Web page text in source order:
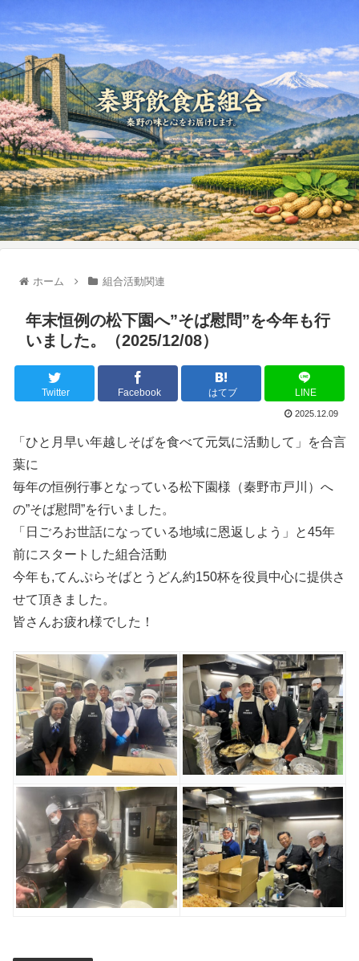
ホーム 組合活動関連
年末恒例の松下園へ”そば慰問”を今年も行
いました。（2025/12/08）
Twitter Facebook はてブ LINE
2025.12.09
「ひと月早い年越しそばを食べて元気に活動して」を合言
葉に
毎年の恒例行事となっている松下園様（秦野市戸川）へ
の”そば慰問”を行いました。
「日ごろお世話になっている地域に恩返しよう」と45年
前にスタートした組合活動
今年も,てんぷらそばとうどん約150杯を役員中心に提供さ
せて頂きました。
皆さんお疲れ様でした！